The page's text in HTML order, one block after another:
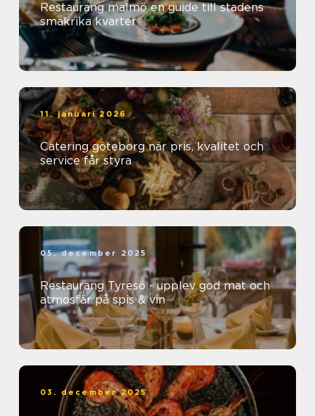
Restaurang malmö en guide till stadens
smakrika kvarter
11. januari 2026
Catering göteborg när pris, kvalitet och
service får styra
05. december 2025
Restaurang Tyresö - upplev god mat och
atmosfär på spis & vin
03. december 2025